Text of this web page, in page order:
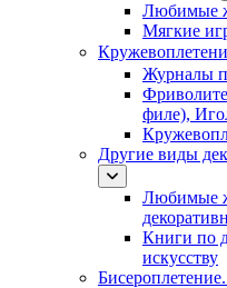
Любимые
Мягкие
Журналы
филе),
Другие виды
Любимые
Книги по
искусству